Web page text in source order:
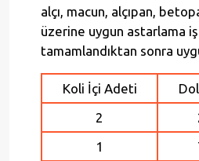
alçı, macun, alçıpan,
üzerine uygun astarlama
tamamlandıktan sonra
Koli İçi Adeti
2
1